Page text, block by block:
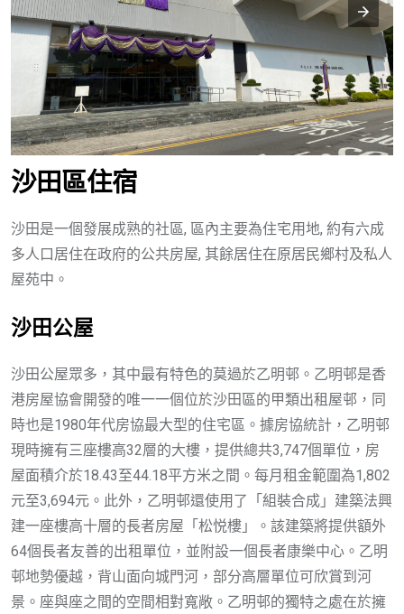
沙田區住宿
沙田是一個發展成熟的社區, 區內主要為住宅用地, 約有六成
多人口居住在政府的公共房屋, 其餘居住在原居民鄉村及私人
屋苑中。
沙田公屋
沙田公屋眾多，其中最有特色的莫過於乙明邨。乙明邨是香
港房屋協會開發的唯一一個位於沙田區的甲類出租屋邨，同
時也是1980年代房協最大型的住宅區。據房協統計，乙明邨
現時擁有三座樓高32層的大樓，提供總共3,747個單位，房
屋面積介於18.43至44.18平方米之間。每月租金範圍為1,802
元至3,694元。此外，乙明邨還使用了「組裝合成」建築法興
建一座樓高十層的長者房屋「松悦樓」。該建築將提供額外
64個長者友善的出租單位，並附設一個長者康樂中心。乙明
邨地勢優越，背山面向城門河，部分高層單位可欣賞到河
景。座與座之間的空間相對寬敞。乙明邨的獨特之處在於擁